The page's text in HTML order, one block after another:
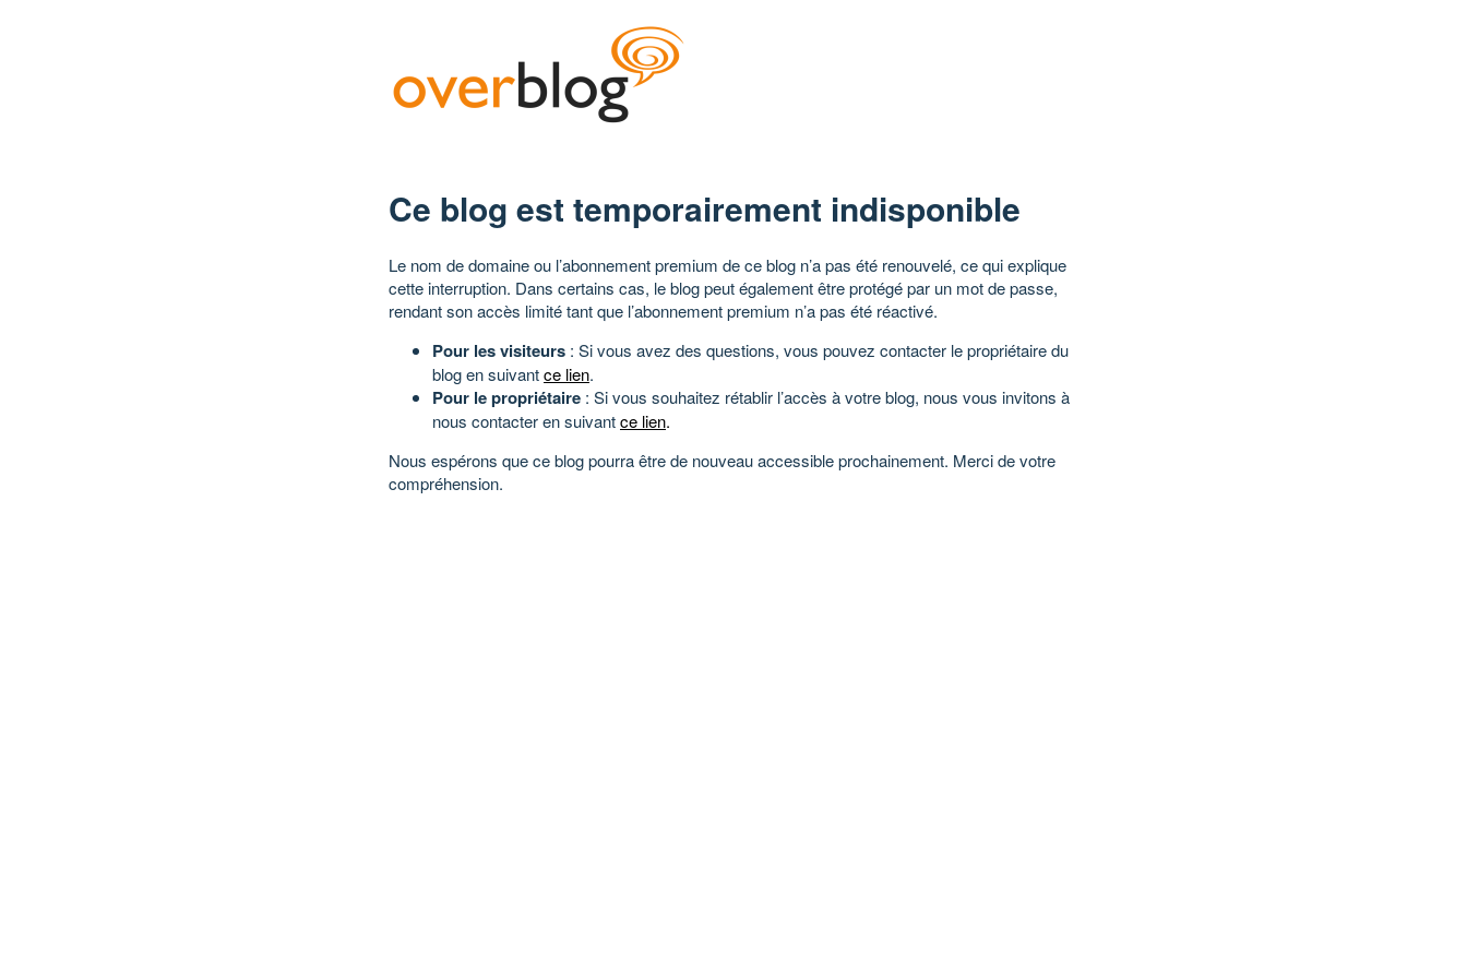
Ce blog est temporairement indisponible
Le nom de domaine ou l’abonnement premium de ce blog n’a pas été renouvelé, ce qui explique
cette interruption. Dans certains cas, le blog peut également être protégé par un mot de passe,
rendant son accès limité tant que l’abonnement premium n’a pas été réactivé.
Pour les visiteurs : Si vous avez des questions, vous pouvez contacter le propriétaire du
blog en suivantce lien.
Pour le propriétaire : Si vous souhaitez rétablir l’accès à votre blog, nous vous invitons à
nous contacter en suivantce lien.
Nous espérons que ce blog pourra être de nouveau accessible prochainement. Merci de votre
compréhension.